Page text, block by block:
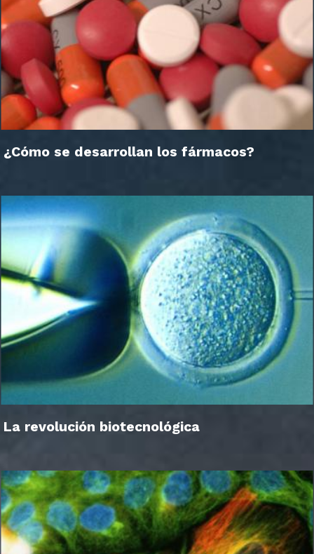
¿Cómo se desarrollan los fármacos?
La revolución biotecnológica